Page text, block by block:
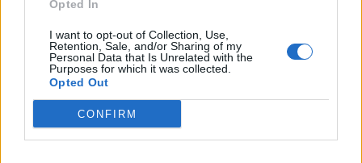
Opted In
I want to opt-out of Collection, Use,
Retention, Sale, and/or Sharing of my
Personal Data that Is Unrelated with the
Purposes for which it was collected.
Opted Out
CONFIRM
Esim for Global|Esim for Europe|Esim for Caribbean
Esim for USA|
for Turkey|Esim for Germany|Esim for Greece|Esim
for Asia
Esim for World Cup 2026
Arabia|Esim for Egypt|Esim for United Arab